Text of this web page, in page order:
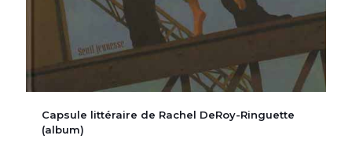
Capsule littéraire de Rachel DeRoy-Ringuette
(album)